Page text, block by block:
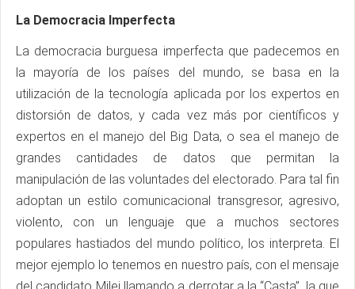
La Democracia Imperfecta
La democracia burguesa imperfecta que padecemos en
la mayoría de los países del mundo, se basa en la
utilización de la tecnología aplicada por los expertos en
distorsión de datos, y cada vez más por científicos y
expertos en el manejo del Big Data, o sea el manejo de
grandes cantidades de datos que permitan la
manipulación de las voluntades del electorado. Para tal fin
adoptan un estilo comunicacional transgresor, agresivo,
violento, con un lenguaje que a muchos sectores
populares hastiados del mundo político, los interpreta. El
mejor ejemplo lo tenemos en nuestro país, con el mensaje
del candidato Milei llamando a derrotar a la “Casta”, la que